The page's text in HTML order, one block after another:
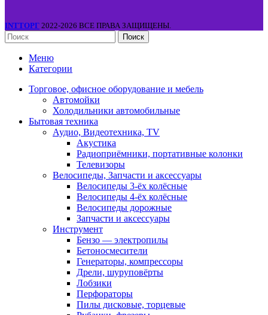
INTТОРГ 2022-2026 ВСЕ ПРАВА ЗАЩИЩЕНЫ.
Поиск
Меню
Категории
Торговое, офисное оборудование и мебель
Автомойки
Холодильники автомобильные
Бытовая техника
Аудио, Видеотехника, TV
Акустика
Радиоприёмники, портативные колонки
Телевизоры
Велосипеды, Запчасти и аксессуары
Велосипеды 3-ёх колёсные
Велосипеды 4-ёх колёсные
Велосипеды дорожные
Запчасти и аксессуары
Инструмент
Бензо — электропилы
Бетоносмесители
Генераторы, компрессоры
Дрели, шуруповёрты
Лобзики
Перфораторы
Пилы дисковые, торцевые